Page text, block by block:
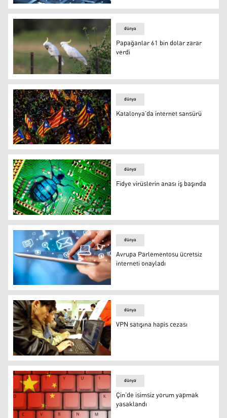
İnternette 'fare hareketleri' dahi izlenebiliyor
Papağanlar 61 bin dolar zarar verdi
dünya
Papağanlar 61 bin dolar zarar
verdi
Katalonya’da internet sansürü
dünya
Katalonya’da internet sansürü
Fidye virüslerin anası iş başında
dünya
Fidye virüslerin anası iş başında
Avrupa Parlementosu ücretsiz interneti onayladı
dünya
Avrupa Parlementosu ücretsiz
interneti onayladı
VPN satışına hapis cezası
dünya
VPN satışına hapis cezası
dünya
Çin’de isimsiz yorum yapmak
yasaklandı